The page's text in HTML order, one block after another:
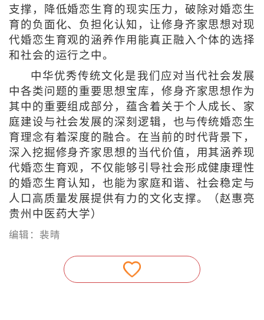
支撑，降低婚恋生育的现实压力，破除对婚恋生
育的负面化、负担化认知，让修身齐家思想对现
代婚恋生育观的涵养作用能真正融入个体的选择
和社会的运行之中。
中华优秀传统文化是我们应对当代社会发展
中各类问题的重要思想宝库，修身齐家思想作为
其中的重要组成部分，蕴含着关于个人成长、家
庭建设与社会发展的深刻逻辑，也与传统婚恋生
育理念有着深度的融合。在当前的时代背景下，
深入挖掘修身齐家思想的当代价值，用其涵养现
代婚恋生育观，不仅能够引导社会形成健康理性
的婚恋生育认知，也能为家庭和谐、社会稳定与
人口高质量发展提供有力的文化支撑。（赵惠亮
贵州中医药大学）
编辑：裴晴